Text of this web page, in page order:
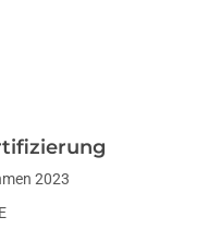
2023